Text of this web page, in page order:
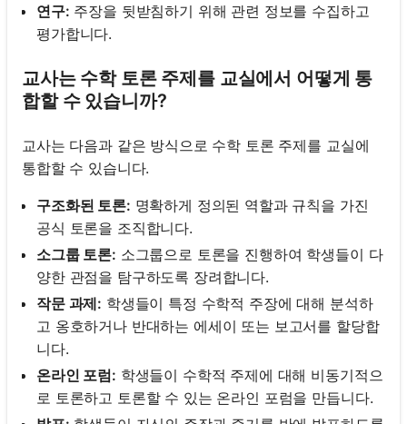
연구: 주장을 뒷받침하기 위해 관련 정보를 수집하고
평가합니다.
교사는 수학 토론 주제를 교실에서 어떻게 통
합할 수 있습니까?
교사는 다음과 같은 방식으로 수학 토론 주제를 교실에
통합할 수 있습니다.
구조화된 토론: 명확하게 정의된 역할과 규칙을 가진
공식 토론을 조직합니다.
소그룹 토론: 소그룹으로 토론을 진행하여 학생들이 다
양한 관점을 탐구하도록 장려합니다.
작문 과제: 학생들이 특정 수학적 주장에 대해 분석하
고 옹호하거나 반대하는 에세이 또는 보고서를 할당합
니다.
온라인 포럼: 학생들이 수학적 주제에 대해 비동기적으
로 토론하고 토론할 수 있는 온라인 포럼을 만듭니다.